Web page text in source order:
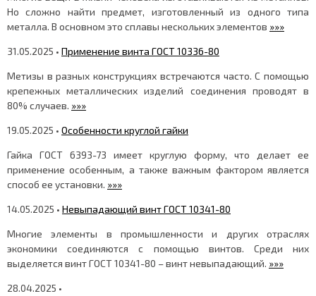
Но сложно найти предмет, изготовленный из одного типа
металла. В основном это сплавы нескольких элементов »»»
31.05.2025 • Применение винта ГОСТ 10336-80
Метизы в разных конструкциях встречаются часто. С помощью
крепежных металлических изделий соединения проводят в
80% случаев. »»»
19.05.2025 • Особенности круглой гайки
Гайка ГОСТ 6393-73 имеет круглую форму, что делает ее
применение особенным, а также важным фактором является
способ ее установки. »»»
14.05.2025 • Невыпадающий винт ГОСТ 10341-80
Многие элементы в промышленности и других отраслях
экономики соединяются с помощью винтов. Среди них
выделяется винт ГОСТ 10341-80 – винт невыпадающий. »»»
28.04.2025 •